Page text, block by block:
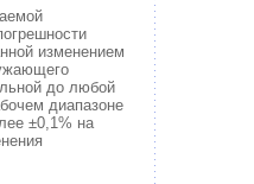
изменением
до любой
диапазоне
±0,1% на